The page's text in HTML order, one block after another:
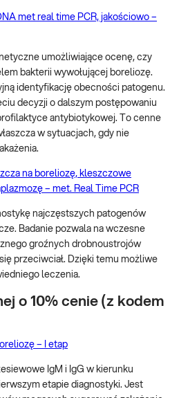
met real time PCR, jakościowo –
umożliwiające ocenę, czy
bakterii wywołującej boreliozę.
identyfikację obecności patogenu.
decyzji o dalszym postępowaniu
antybiotykowej. To cenne
w sytuacjach, gdy nie
na boreliozę, kleszczowe
– met. Real Time PCR
najczęstszych patogenów
Badanie pozwala na wczesne
groźnych drobnoustrojów
przeciwciał. Dzięki temu możliwe
leczenia.
o 10% cenie (z kodem
– I etap
IgM i IgG w kierunku
etapie diagnostyki. Jest